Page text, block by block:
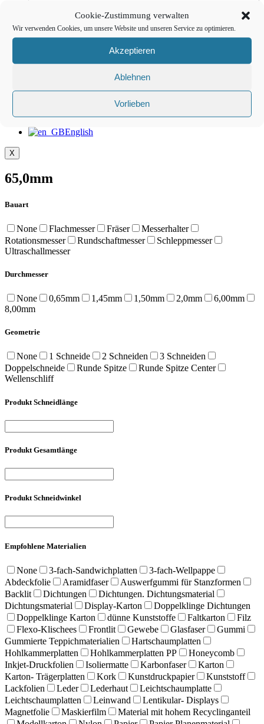
Cookie-Zustimmung verwalten
Wir verwenden Cookies, um unsere Website und unseren Service zu optimieren.
Akzeptieren
Ablehnen
Vorlieben
Reparaturkarte
Download
Kontakt
English
X
65,0mm
Bauart
None Flachmesser Fräser
Messerhalter
Rotationsmesser
Rundschaftmesser
Schleppmesser
Ultraschallmesser
Durchmesser
None 0,65mm 1,45mm 1,50mm 2,0mm
6,00mm
8,00mm
Geometrie
None 1 Schneide 2 Schneiden
3 Schneiden
Doppelschneide
Runde Spitze
Runde Spitze Center
Wellenschliff
Produkt Schneidlänge
Produkt Gesamtlänge
Produkt Schneidwinkel
Empfohlene Materialien
None 3-fach-Sandwichplatten
3-fach-Wellpappe
Abdeckfolie
Aramidfaser
Auswerfgummi für Stanzformen
Backlit
Dichtungen
Dichtungen. Dichtungsmaterial
Dichtungsmaterial
Display-Karton
Doppelklinge Dichtungen
Doppelklinge Karton
dünne Kunststoffe Faltkarton
Filz
Flexo-Klischees
Frontlit Gewebe Glasfaser
Gummi
Gummierte Teppichmaterialien
Hartschaumplatten
Hohlkammerplatten
Hohlkammerplatten PP
Honeycomb
Inkjet-Druckfolien
Isoliermatte Karbonfaser
Karton
Karton- Trägerplatten
Kork Kunstdruckpapier
Kunststoff
Lackfolien
Leder Lederhaut
Leichtschaumplatte
Leichtschaumplatten
Leinwand
Lentikular- Displays
Magnetfolie
Maskierfilm
Material mit hohem Recyclinganteil